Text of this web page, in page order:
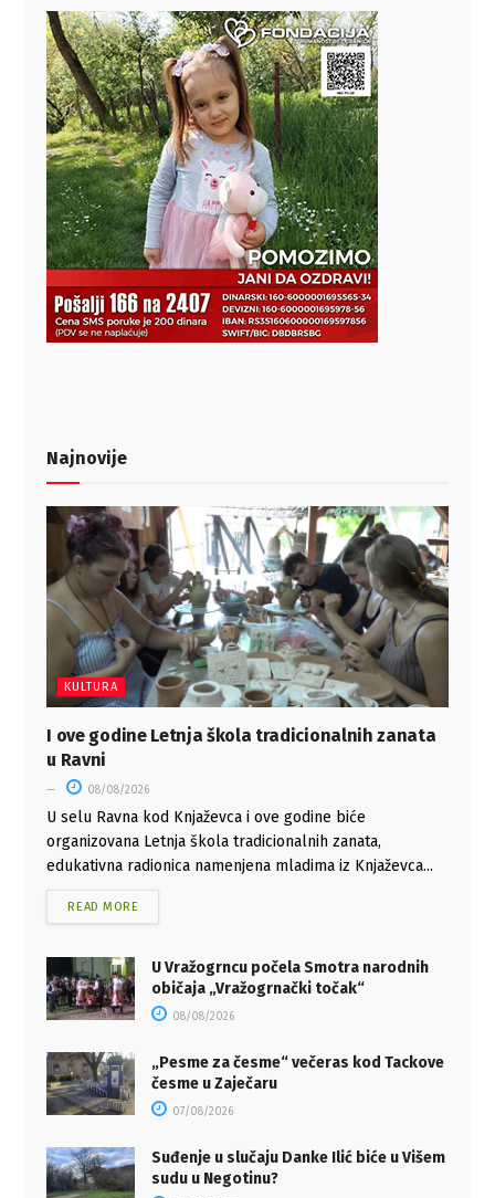
Najnovije
KULTURA
I ove godine Letnja škola tradicionalnih zanata
u Ravni
08/08/2026
U selu Ravna kod Knjaževca i ove godine biće
organizovana Letnja škola tradicionalnih zanata,
edukativna radionica namenjena mladima iz Knjaževca...
READ MORE
U Vražogrncu počela Smotra narodnih
običaja „Vražogrnački točak“
08/08/2026
„Pesme za česme“ večeras kod Tackove
česme u Zaječaru
07/08/2026
Suđenje u slučaju Danke Ilić biće u Višem
sudu u Negotinu?